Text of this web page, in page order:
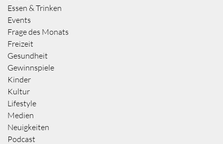
Essen & Trinken
Events
Frage des Monats
Freizeit
Gesundheit
Gewinnspiele
Kinder
Kultur
Lifestyle
Medien
Neuigkeiten
Podcast